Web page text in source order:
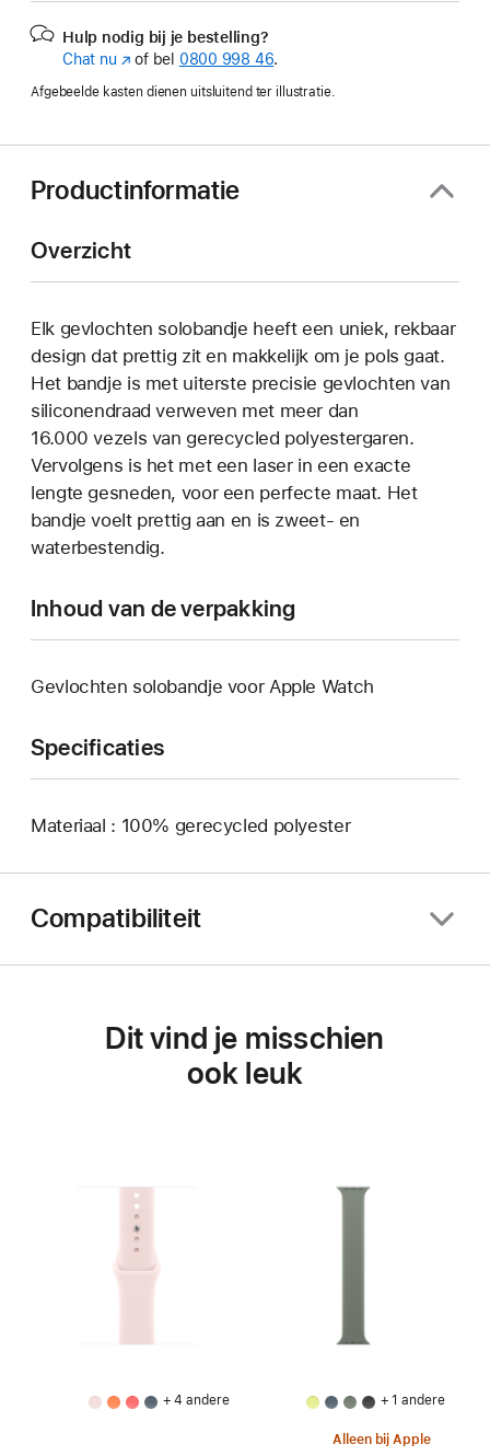
Hulp nodig bij je bestelling?
Chat nu (Wordt
nieuw
geopend)
of bel 0800 998 46.
Afgebeelde kasten dienen uitsluitend ter illustratie.
Productinformatie
Overzicht
Elk gevlochten solobandje heeft een uniek, rekbaar
design dat prettig zit en makkelijk om je pols gaat.
Het bandje is met uiterste precisie gevlochten van
siliconendraad verweven met meer dan
16.000 vezels van gerecycled polyestergaren.
Vervolgens is het met een laser in een exacte
lengte gesneden, voor een perfecte maat. Het
bandje voelt prettig aan en is zweet- en
waterbestendig.
Inhoud van de verpakking
Gevlochten solobandje voor Apple Watch
Specificaties
Materiaal : 100% gerecycled polyester
Compatibiliteit
Dit vind je misschien
ook leuk
+ 4 andere + 1 andere
Alleen bij Apple